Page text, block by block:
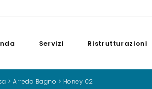
Servizi Ristrutturazioni
>Arredo Bagno > Honey 02